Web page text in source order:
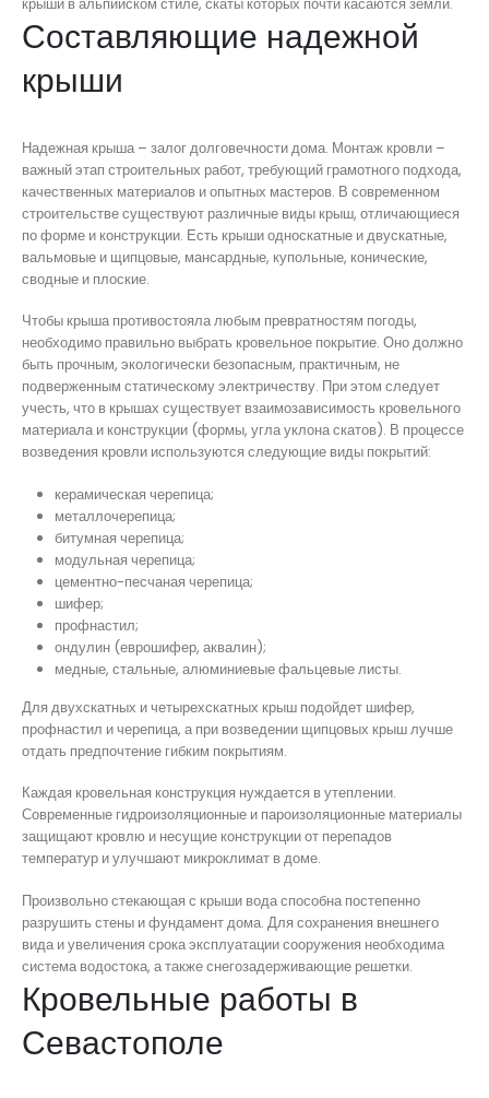
Составляющие надежной
крыши
Надежная крыша – залог долговечности дома. Монтаж кровли –
важный этап строительных работ, требующий грамотного подхода,
качественных материалов и опытных мастеров. В современном
строительстве существуют различные виды крыш, отличающиеся
по форме и конструкции. Есть крыши односкатные и двускатные,
вальмовые и щипцовые, мансардные, купольные, конические,
сводные и плоские.
Чтобы крыша противостояла любым превратностям погоды,
необходимо правильно выбрать кровельное покрытие. Оно должно
быть прочным, экологически безопасным, практичным, не
подверженным статическому электричеству. При этом следует
учесть, что в крышах существует взаимозависимость кровельного
материала и конструкции (формы, угла уклона скатов). В процессе
возведения кровли используются следующие виды покрытий:
керамическая черепица;
металлочерепица;
битумная черепица;
модульная черепица;
цементно-песчаная черепица;
шифер;
профнастил;
ондулин (еврошифер, аквалин);
медные, стальные, алюминиевые фальцевые листы.
Для двухскатных и четырехскатных крыш подойдет шифер,
профнастил и черепица, а при возведении щипцовых крыш лучше
отдать предпочтение гибким покрытиям.
Каждая кровельная конструкция нуждается в утеплении.
Современные гидроизоляционные и пароизоляционные материалы
защищают кровлю и несущие конструкции от перепадов
температур и улучшают микроклимат в доме.
Произвольно стекающая с крыши вода способна постепенно
разрушить стены и фундамент дома. Для сохранения внешнего
вида и увеличения срока эксплуатации сооружения необходима
система водостока, а также снегозадерживающие решетки.
Кровельные работы в
Севастополе